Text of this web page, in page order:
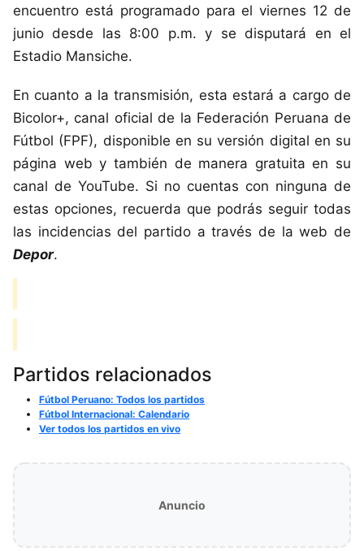
encuentro está programado para el viernes 12 de
junio desde las 8:00 p.m. y se disputará en el
Estadio Mansiche.
En cuanto a la transmisión, esta estará a cargo de
Bicolor+, canal oficial de la Federación Peruana de
Fútbol (FPF), disponible en su versión digital en su
página web y también de manera gratuita en su
canal de YouTube. Si no cuentas con ninguna de
estas opciones, recuerda que podrás seguir todas
las incidencias del partido a través de la web de
Depor.
Partidos relacionados
Fútbol Peruano: Todos los partidos
Fútbol Internacional: Calendario
Ver todos los partidos en vivo
Anuncio